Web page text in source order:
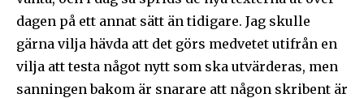
dagen på ett annat sätt än tidigare. Jag skulle
gärna vilja hävda att det görs medvetet utifrån en
vilja att testa något nytt som ska utvärderas, men
sanningen bakom är snarare att någon skribent är